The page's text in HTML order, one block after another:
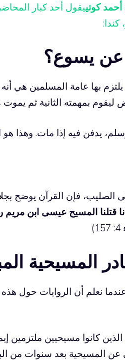
كوتييقول أحد كبار
كندا:
عن يسوع؟
بها عامة المسلمين هي
بمهمته الثانية ثم يموت
يدفن فيه إذا مات. وهذا هو
فإن القرآن يوضح
قتلنا المسيح عيسى ابن مريم
المسيحية
نعلم أن الروايات حول
كانوا مسيحيين ملتزمين
عن المسيحية بعد سنوات من